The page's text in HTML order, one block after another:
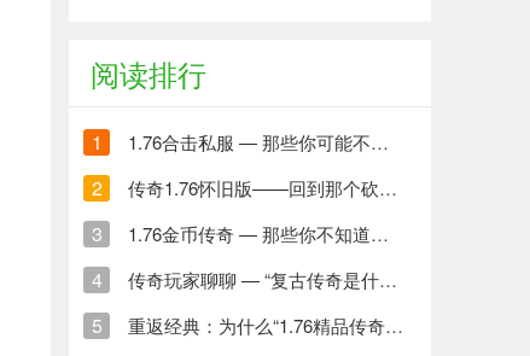
阅读排行
1 1.76合击私服 — 那些你可能不知道的内幕与真香体验
2 传奇1.76怀旧版——回到那个砍怪爆装备的年代
3 1.76金币传奇 — 那些你不知道的金币世界与打金人生
4 传奇玩家聊聊 — “复古传奇是什么意思” 到底啥玩意儿
5 重返经典：为什么“1.76精品传奇”依然值得玩？玩家视角深度解读